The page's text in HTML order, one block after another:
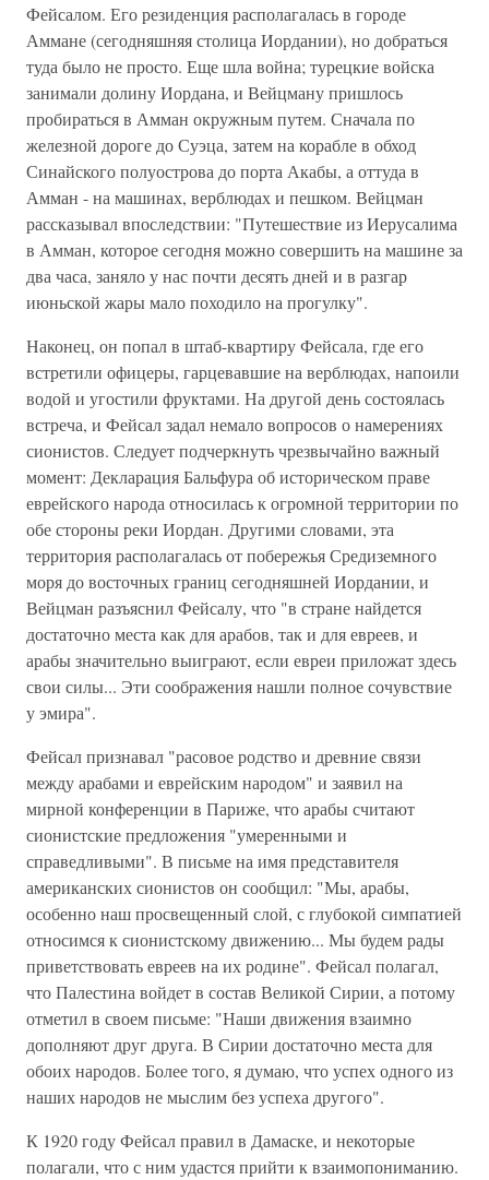
Фейсалом. Его резиденция располагалась в городе
Аммане (сегодняшняя столица Иордании), но добраться
туда было не просто. Еще шла война; турецкие войска
занимали долину Иордана, и Вейцману пришлось
пробираться в Амман окружным путем. Сначала по
железной дороге до Суэца, затем на корабле в обход
Синайского полуострова до порта Акабы, а оттуда в
Амман - на машинах, верблюдах и пешком. Вейцман
рассказывал впоследствии: "Путешествие из Иерусалима
в Амман, которое сегодня можно совершить на машине за
два часа, заняло у нас почти десять дней и в разгар
июньской жары мало походило на прогулку".
Наконец, он попал в штаб-квартиру Фейсала, где его
встретили офицеры, гарцевавшие на верблюдах, напоили
водой и угостили фруктами. На другой день состоялась
встреча, и Фейсал задал немало вопросов о намерениях
сионистов. Следует подчеркнуть чрезвычайно важный
момент: Декларация Бальфура об историческом праве
еврейского народа относилась к огромной территории по
обе стороны реки Иордан. Другими словами, эта
территория располагалась от побережья Средиземного
моря до восточных границ сегодняшней Иордании, и
Вейцман разъяснил Фейсалу, что "в стране найдется
достаточно места как для арабов, так и для евреев, и
арабы значительно выиграют, если евреи приложат здесь
свои силы... Эти соображения нашли полное сочувствие
у эмира".
Фейсал признавал "расовое родство и древние связи
между арабами и еврейским народом" и заявил на
мирной конференции в Париже, что арабы считают
сионистские предложения "умеренными и
справедливыми". В письме на имя представителя
американских сионистов он сообщил: "Мы, арабы,
особенно наш просвещенный слой, с глубокой симпатией
относимся к сионистскому движению... Мы будем рады
приветствовать евреев на их родине". Фейсал полагал,
что Палестина войдет в состав Великой Сирии, а потому
отметил в своем письме: "Наши движения взаимно
дополняют друг друга. В Сирии достаточно места для
обоих народов. Более того, я думаю, что успех одного из
наших народов не мыслим без успеха другого".
К 1920 году Фейсал правил в Дамаске, и некоторые
полагали, что с ним удастся прийти к взаимопониманию.